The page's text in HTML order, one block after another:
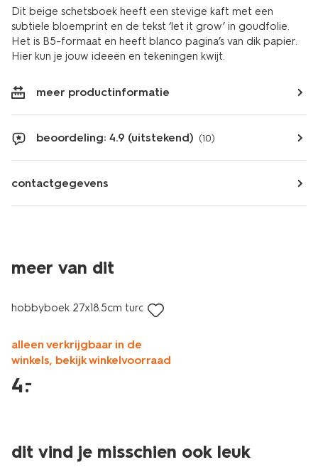
Dit beige schetsboek heeft een stevige kaft met een
subtiele bloemprint en de tekst ‘let it grow’ in goudfolie.
Het is B5-formaat en heeft blanco pagina’s van dik papier.
Hier kun je jouw ideeën en tekeningen kwijt.
meer productinformatie
beoordeling: 4.9 (uitstekend) (10)
contactgegevens
meer van dit
laag geprijsd
hobbyboek 27x18.5cm turqoise
alleen verkrijgbaar in de
winkels, bekijk winkelvoorraad
4.
–
dit vind je misschien ook leuk
laag geprijsd sale